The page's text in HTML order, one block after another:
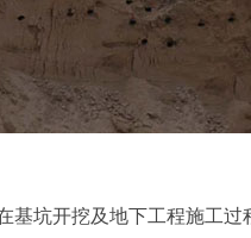
坑开挖及地下工程施工过